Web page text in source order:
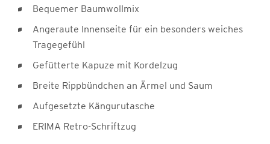
Bequemer Baumwollmix
Angeraute Innenseite für ein besonders weiches
Tragegefühl
Gefütterte Kapuze mit Kordelzug
Breite Rippbündchen an Ärmel und Saum
Aufgesetzte Kängurutasche
ERIMA Retro-Schriftzug